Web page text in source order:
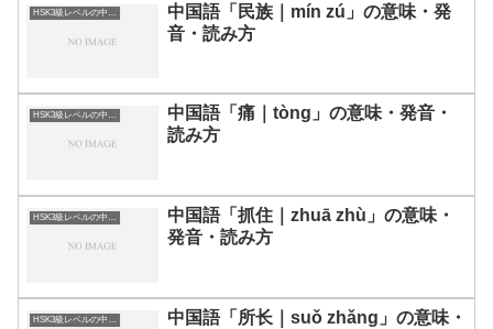
HSK3級レベルの中国語
中国語「民族｜mín zú」の意味・発
音・読み方
HSK3級レベルの中国語
中国語「痛｜tòng」の意味・発音・
読み方
HSK3級レベルの中国語
中国語「抓住｜zhuā zhù」の意味・
発音・読み方
HSK3級レベルの中国語
中国語「所长｜suǒ zhǎng」の意味・